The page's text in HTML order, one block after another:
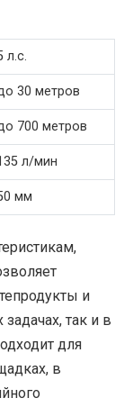
л.с.
30 метров
700 метров
л/мин
мм
и
так и в
для
в